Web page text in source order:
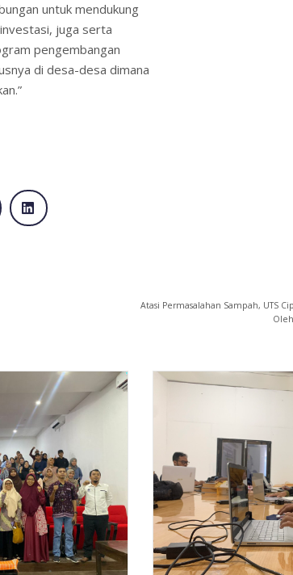
untuk mendukung
juga serta
pengembangan
di desa-desa dimana
Atasi Permasalahan Sampah, UTS